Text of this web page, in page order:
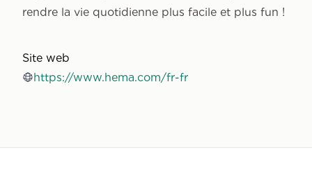
rendre la vie quotidienne plus facile et plus fun !
Site web
https://www.hema.com/fr-fr